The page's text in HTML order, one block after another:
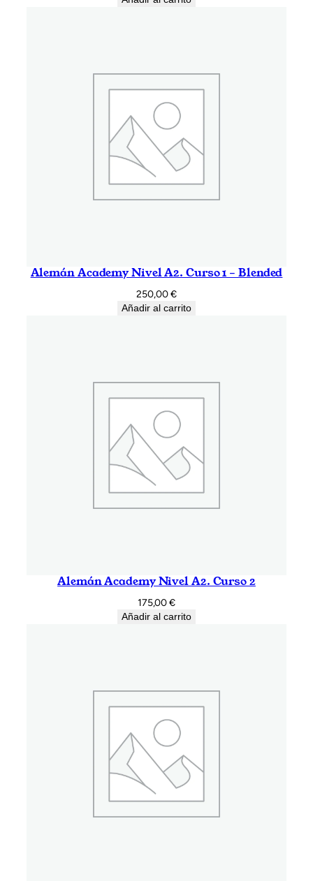
Alemán Academy Nivel A2. Curso 1 – Blended
250,00€
Añadir al carrito
Alemán Academy Nivel A2. Curso 2
175,00€
Añadir al carrito